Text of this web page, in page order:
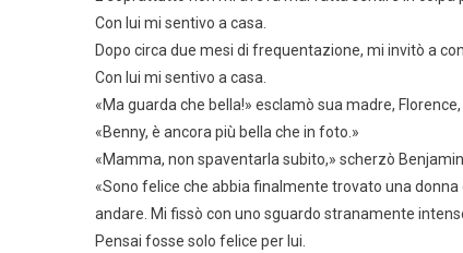
Con lui mi sentivo a casa.
Dopo circa due mesi di frequentazione, mi invitò a
Con lui mi sentivo a casa.
«Ma guarda che bella!» esclamò sua madre,
«Benny, è ancora più bella che in foto.»
«Mamma, non spaventarla subito,» scherzò
«Sono felice che abbia finalmente trovato una
andare. Mi fissò con uno sguardo stranamente
Pensai fosse solo felice per lui.